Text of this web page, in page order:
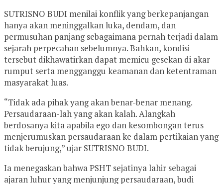
SUTRISNO BUDI menilai konflik yang berkepanjangan
hanya akan meninggalkan luka, dendam, dan
permusuhan panjang sebagaimana pernah terjadi dalam
sejarah perpecahan sebelumnya. Bahkan, kondisi
tersebut dikhawatirkan dapat memicu gesekan di akar
rumput serta mengganggu keamanan dan ketentraman
masyarakat luas.
“Tidak ada pihak yang akan benar-benar menang.
Persaudaraan-lah yang akan kalah. Alangkah
berdosanya kita apabila ego dan kesombongan terus
menjerumuskan persaudaraan ke dalam pertikaian yang
tidak berujung,” ujar SUTRISNO BUDI.
Ia menegaskan bahwa PSHT sejatinya lahir sebagai
ajaran luhur yang menjunjung persaudaraan, budi